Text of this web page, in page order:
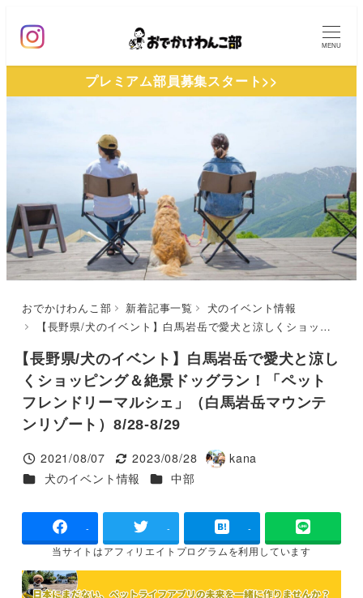
ン
移
動
MENU
プレミアム部員募集スタート>>
おでかけわんこ部 新着記事一覧
犬のイベント情報
【長野県/犬のイベント】白馬岩岳で愛犬と涼しくショッピング＆絶景ドッグラン！「ペットフレンドリーマルシェ」（白馬岩岳マウンテンリゾート）8/28-8/29
【長野県/犬のイベント】白馬岩岳で愛犬と涼し
くショッピング＆絶景ドッグラン！「ペット
フレンドリーマルシェ」（白馬岩岳マウンテ
ンリゾート）8/28-8/29
投稿日
2021/08/07
更新日
2023/08/28
著
kana
カテゴリー
犬のイベント情報 カテゴリー
中部
- - -
当サイトはアフィリエイトプログラムを利用しています